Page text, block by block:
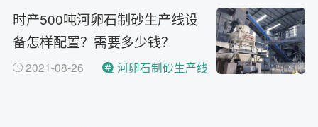
时产500吨河卵石制砂生产线设
备怎样配置？需要多少钱？
2021-08-26 河卵石制砂生产线